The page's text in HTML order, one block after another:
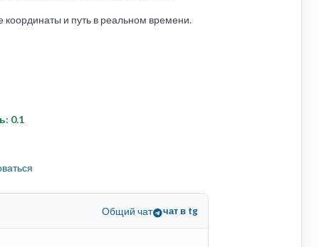
и путь в реальном времени.
0.1
Общий чат чат в tg